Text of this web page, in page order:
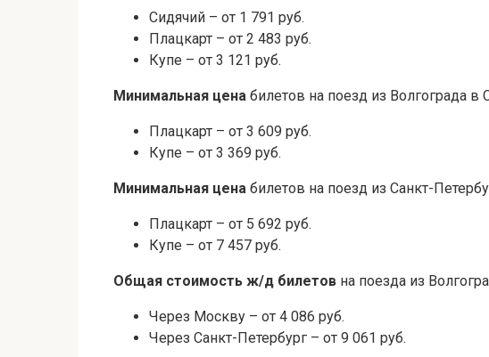
Сидячий – от 1 791 руб.
Плацкарт – от 2 483 руб.
Купе – от 3 121 руб.
Минимальная цена билетов на поезд из Волгограда в
Плацкарт – от 3 609 руб.
Купе – от 3 369 руб.
Минимальная цена билетов на поезд из Санкт-
Плацкарт – от 5 692 руб.
Купе – от 7 457 руб.
Общая стоимость ж/д билетов на поезда из
Через Москву – от 4 086 руб.
Через Санкт-Петербург – от 9 061 руб.